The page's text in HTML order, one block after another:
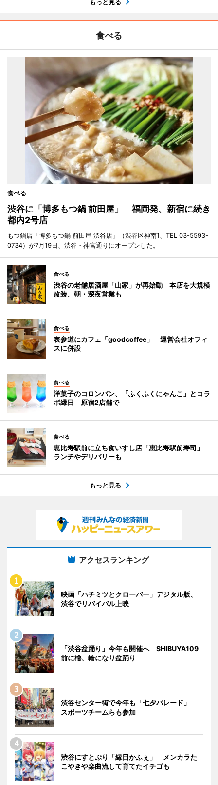
もっと見る
食べる
食べる
渋谷に「博多もつ鍋 前田屋」 福岡発、新宿に続き
都内2号店
もつ鍋店「博多もつ鍋 前田屋 渋谷店」（渋谷区神南1、TEL 03-5593-
0734）が7月19日、渋谷・神宮通りにオープンした。
食べる
渋谷の老舗居酒屋「山家」が再始動 本店を大規模
改装、朝・深夜営業も
食べる
表参道にカフェ「goodcoffee」 運営会社オフィ
スに併設
食べる
洋菓子のコロンバン、「ふくふくにゃんこ」とコラ
ボ縁日 原宿2店舗で
食べる
恵比寿駅前に立ち食いすし店「恵比寿駅前寿司」
ランチやデリバリーも
もっと見る
アクセスランキング
映画「ハチミツとクローバー」デジタル版、
渋谷でリバイバル上映
「渋谷盆踊り」今年も開催へ SHIBUYA109
前に櫓、輪になり盆踊り
渋谷センター街で今年も「七夕パレード」
スポーツチームらも参加
渋谷にすとぷり「縁日かふぇ」 メンカラた
こやきや楽曲流して育てたイチゴも